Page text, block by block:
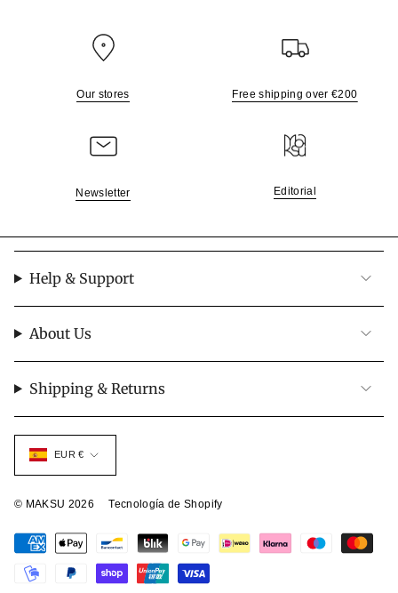
Our stores Free shipping over €200
Newsletter Editorial
Help & Support
About Us
Shipping & Returns
Moneda
EUR €
© MAKSU 2026 Tecnología de Shopify